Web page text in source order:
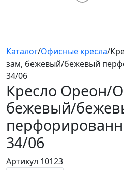
Каталог/Офисные кресла/
зам, бежевый/бежевый
34/06
Кресло Ореон/
бежевый/
34/06
Артикул 10123